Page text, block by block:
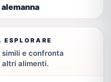
e confronta
alimenti.